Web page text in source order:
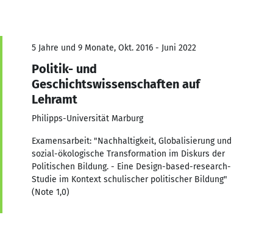
5 Jahre und 9 Monate, Okt. 2016 - Juni 2022
Politik- und
Geschichtswissenschaften auf
Lehramt
Philipps-Universität Marburg
Examensarbeit: "Nachhaltigkeit, Globalisierung und
sozial-ökologische Transformation im Diskurs der
Politischen Bildung. - Eine Design-based-research-
Studie im Kontext schulischer politischer Bildung"
(Note 1,0)